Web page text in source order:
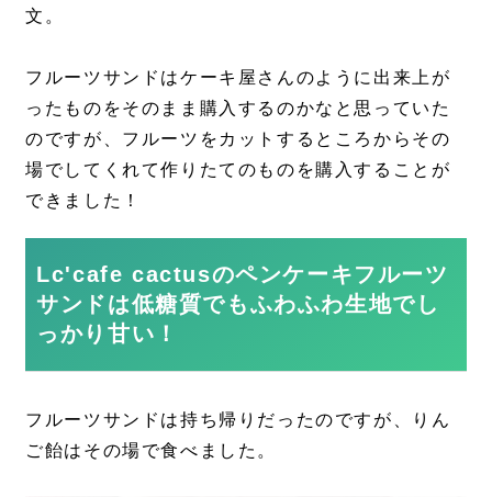
文。
フルーツサンドはケーキ屋さんのように出来上が
ったものをそのまま購入するのかなと思っていた
のですが、フルーツをカットするところからその
場でしてくれて作りたてのものを購入することが
できました！
Lc'cafe cactusのペンケーキフルーツ
サンドは低糖質でもふわふわ生地でし
っかり甘い！
フルーツサンドは持ち帰りだったのですが、りん
ご飴はその場で食べました。